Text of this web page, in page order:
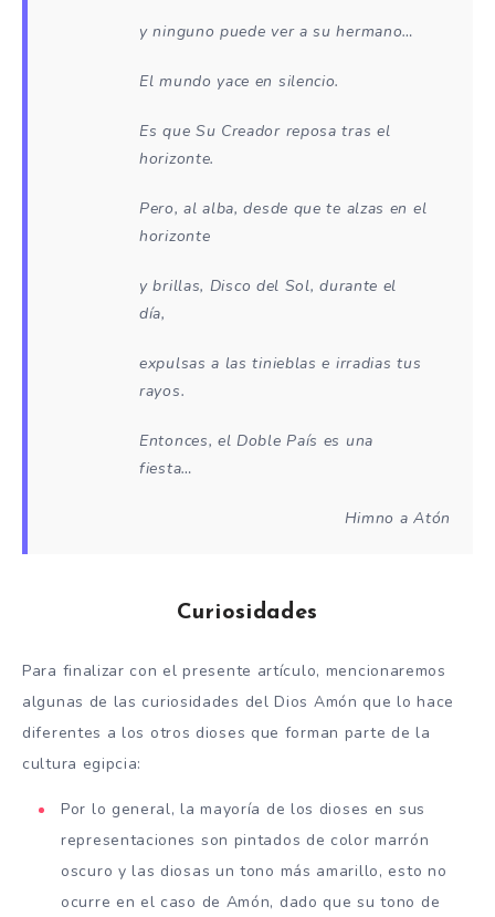
y ninguno puede ver a su hermano…
El mundo yace en silencio.
Es que Su Creador reposa tras el
horizonte.
Pero, al alba, desde que te alzas en el
horizonte
y brillas, Disco del Sol, durante el
día,
expulsas a las tinieblas e irradias tus
rayos.
Entonces, el Doble País es una
fiesta…
Himno a Atón
Curiosidades
Para finalizar con el presente artículo, mencionaremos
algunas de las curiosidades del Dios Amón que lo hace
diferentes a los otros dioses que forman parte de la
cultura egipcia:
Por lo general, la mayoría de los dioses en sus
representaciones son pintados de color marrón
oscuro y las diosas un tono más amarillo, esto no
ocurre en el caso de Amón, dado que su tono de